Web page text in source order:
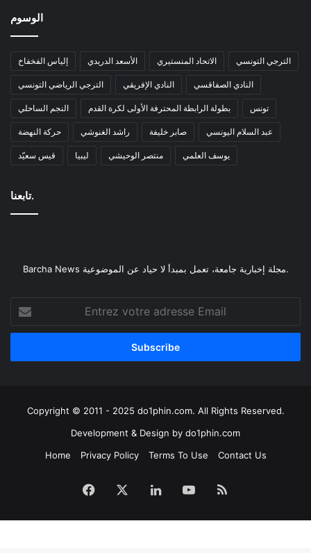
الوسوم
إلياس الفخفاخ الأسعد الدريدي الاتحاد المنستيري الترجي التونسي
الترجي الرياضي التونسي النادي الإفريقي النادي الصفاقسي
النجم الساحلي بطولة الرابطة المحترفة الأولى لكرة القدم تونس
حركة النهضة راشد الغنوشي صابر خليفة عبد السلام اليونسي
قيس سعيّد ليبيا منتصر الوحيشي يوسف العلمي
تابعنا.
Barcha News مجلة إخبارية جامعة، تعمل بمبدأ لا حياد عن الموضوعية.
votre
adresse
Copyright © 2011 - 2025 do1phin.com. All Rights Reserved.
Development & Design by do1phin.com
Home
Privacy Policy Terms To Use Contact Us
Facebook LinkedinYouTube